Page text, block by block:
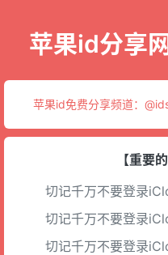
苹果id分享网
苹果id免费分享频道：
【重要
切记千万不要登录
切记千万不要登录
切记千万不要登录